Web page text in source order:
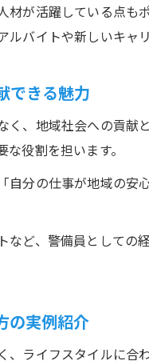
材が活躍している点
ルバイトや新しいキャ
できる魅力
く、地域社会への貢献
役割を担います。
自分の仕事が地域の
など、警備員として
の実例紹介
、ライフスタイルに